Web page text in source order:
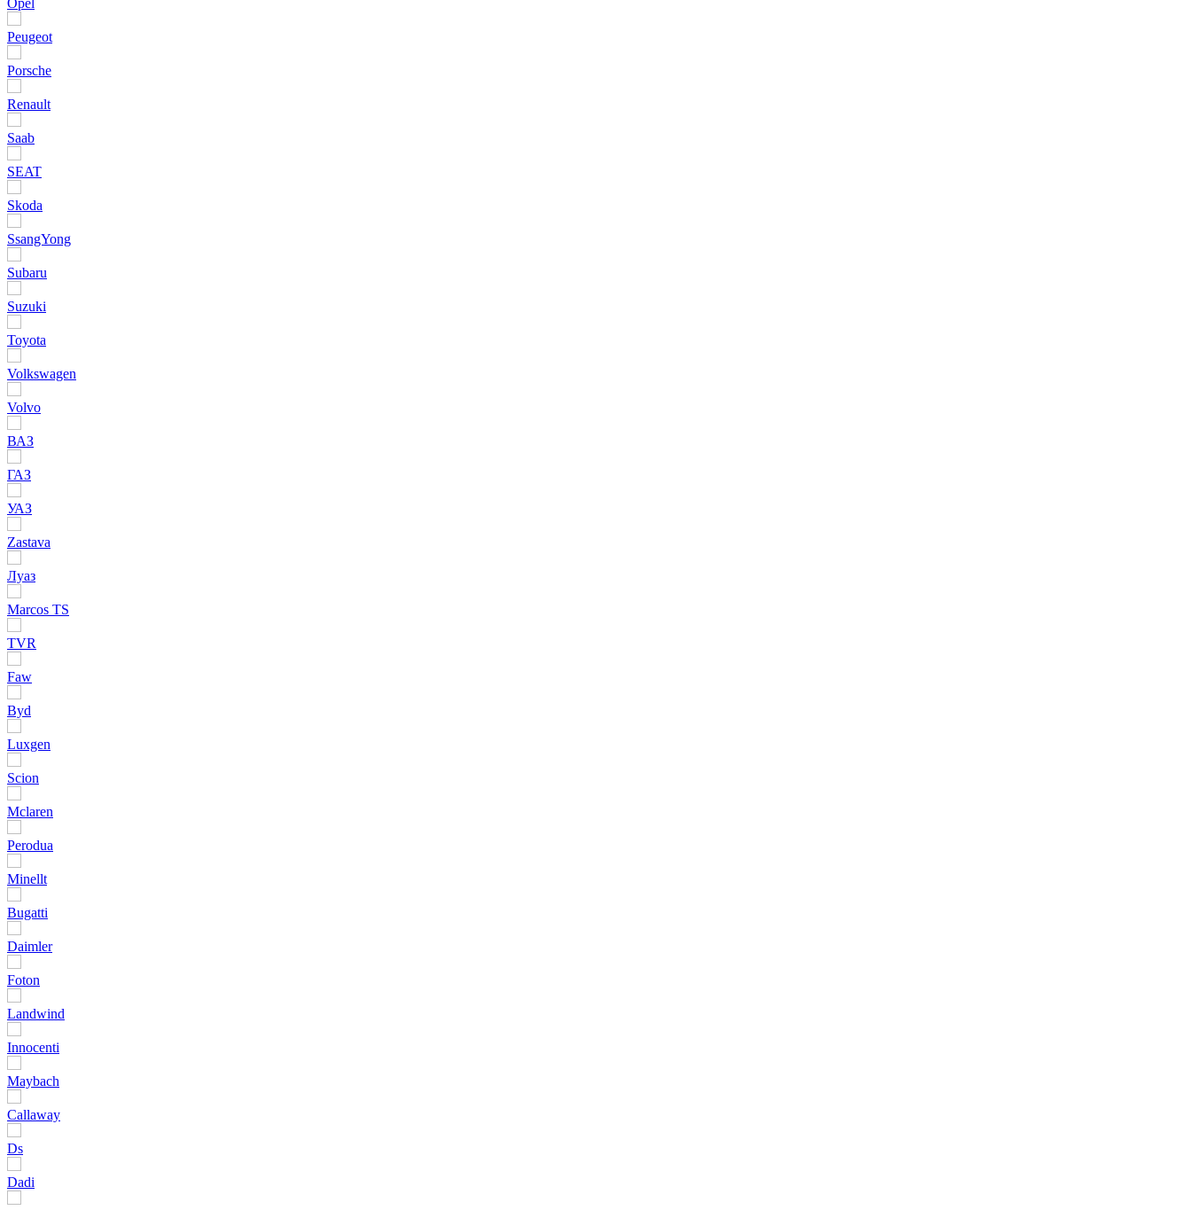
Opel
Peugeot
Porsche
Renault
Saab
SEAT
Skoda
SsangYong
Subaru
Suzuki
Toyota
Volkswagen
Volvo
ВАЗ
ГАЗ
УАЗ
Zastava
Луаз
Marcos TS
TVR
Faw
Byd
Luxgen
Scion
Mclaren
Perodua
Minellt
Bugatti
Daimler
Foton
Landwind
Innocenti
Maybach
Callaway
Ds
Dadi